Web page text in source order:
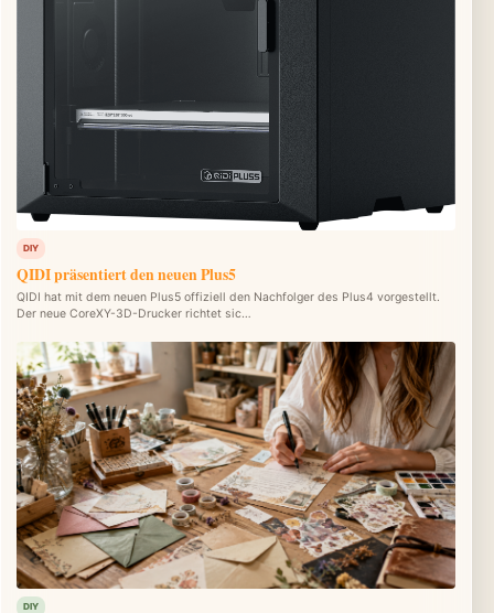
DIY
QIDI präsentiert den neuen Plus5
QIDI hat mit dem neuen Plus5 offiziell den Nachfolger des Plus4 vorgestellt.
Der neue CoreXY-3D-Drucker richtet sic…
DIY